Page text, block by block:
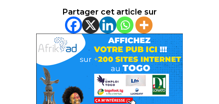
Partager cet article sur